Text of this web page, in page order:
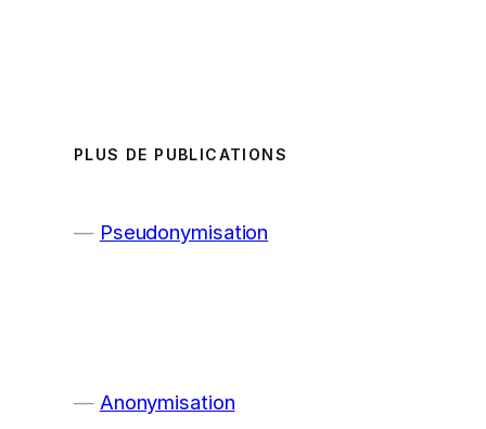
PLUS DE PUBLICATIONS
Pseudonymisation
Anonymisation